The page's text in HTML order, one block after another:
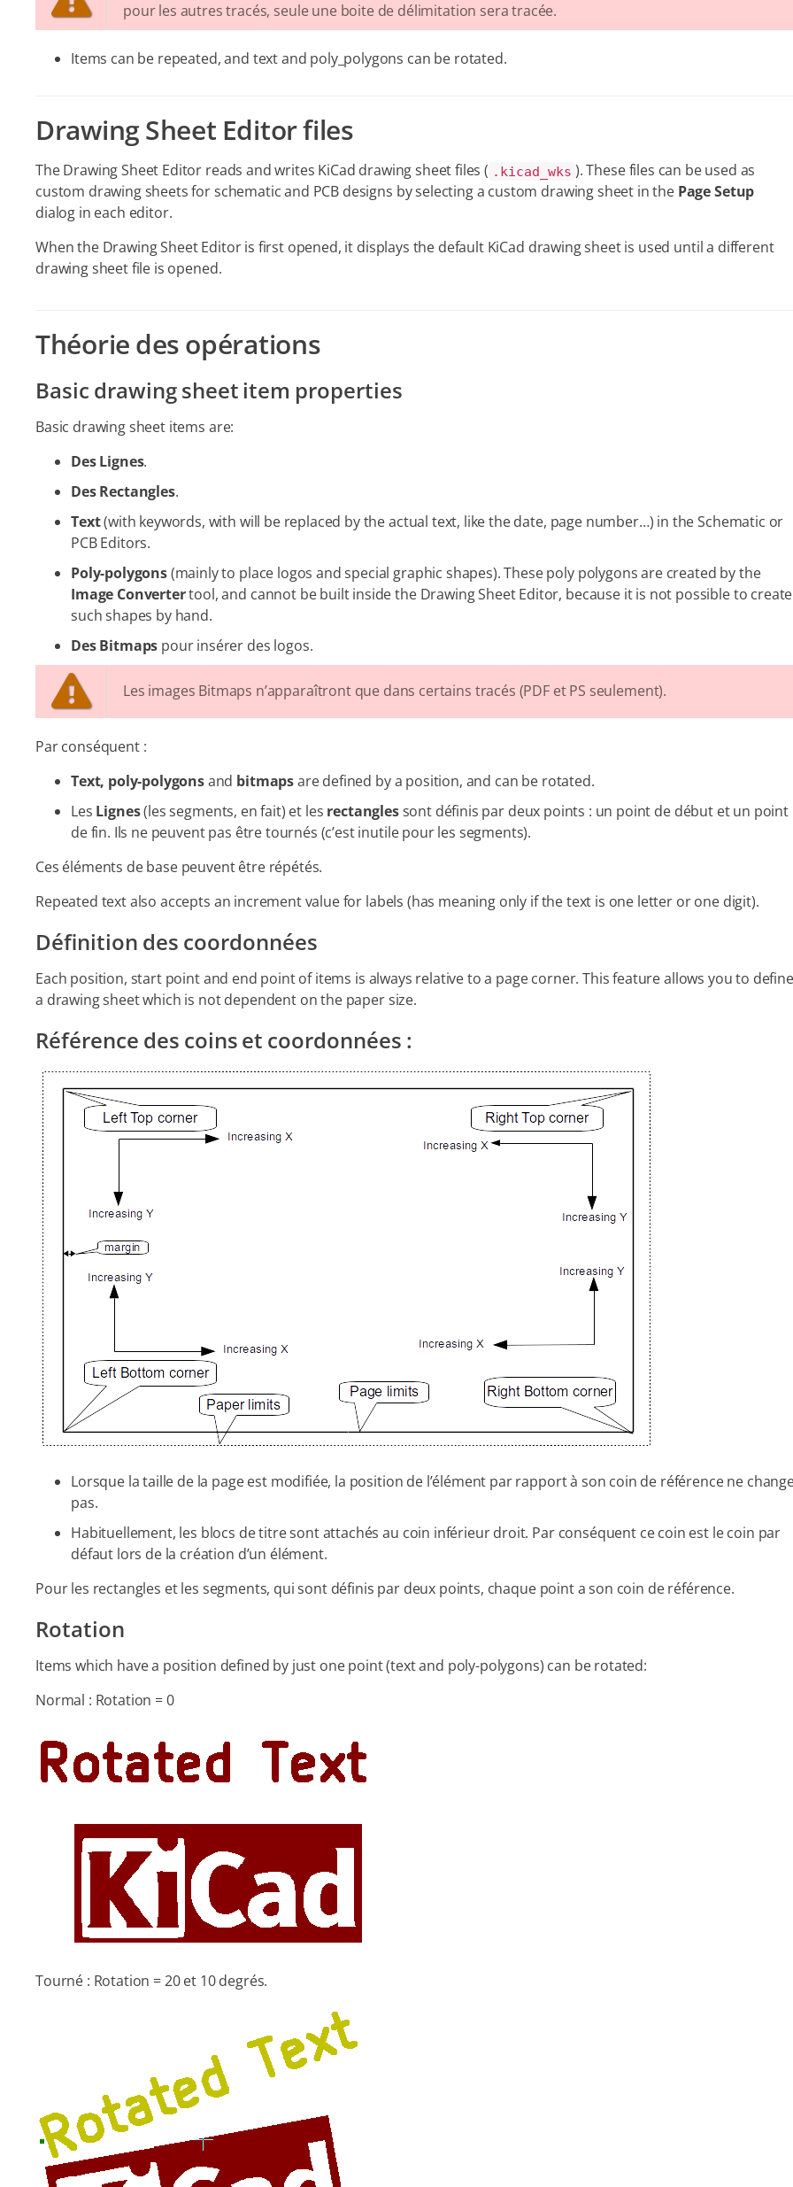
pour les autres tracés, seule une boite de délimitation sera tracée.
Items can be repeated, and text and poly_polygons can be rotated.
Drawing Sheet Editor files
The Drawing Sheet Editor reads and writes KiCad drawing sheet files ( .kicad_wks ). These files can be used as
custom drawing sheets for schematic and PCB designs by selecting a custom drawing sheet in the Page Setup
dialog in each editor.
When the Drawing Sheet Editor is first opened, it displays the default KiCad drawing sheet is used until a different
drawing sheet file is opened.
Théorie des opérations
Basic drawing sheet item properties
Basic drawing sheet items are:
Des Lignes.
Des Rectangles.
Text(with keywords, with will be replaced by the actual text, like the date, page number…​) in the Schematic or
PCB Editors.
Poly-polygons(mainly to place logos and special graphic shapes). These poly polygons are created by the
Image Convertertool, and cannot be built inside the Drawing Sheet Editor, because it is not possible to create
such shapes by hand.
Des Bitmaps pour insérer des logos.
Les images Bitmaps n’apparaîtront que dans certains tracés (PDF et PS seulement).
Par conséquent :
Text, poly-polygonsand bitmapsare defined by a position, and can be rotated.
Les Lignes(les segments, en fait) et les rectanglessont définis par deux points : un point de début et un point
de fin. Ils ne peuvent pas être tournés (c’est inutile pour les segments).
Ces éléments de base peuvent être répétés.
Repeated text also accepts an increment value for labels (has meaning only if the text is one letter or one digit).
Définition des coordonnées
Each position, start point and end point of items is always relative to a page corner. This feature allows you to define
a drawing sheet which is not dependent on the paper size.
Référence des coins et coordonnées :
Lorsque la taille de la page est modifiée, la position de l’élément par rapport à son coin de référence ne
pas.
Habituellement, les blocs de titre sont attachés au coin inférieur droit. Par conséquent ce coin est le coin par
défaut lors de la création d’un élément.
Pour les rectangles et les segments, qui sont définis par deux points, chaque point a son coin de référence.
Rotation
Items which have a position defined by just one point (text and poly-polygons) can be rotated:
Normal : Rotation = 0
Tourné : Rotation = 20 et 10 degrés.